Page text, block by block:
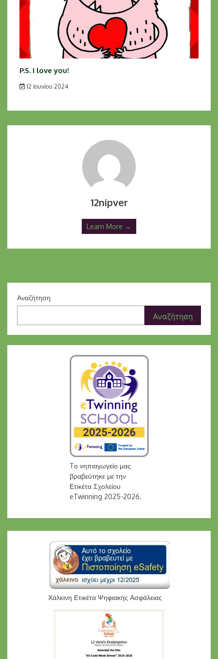
P.S. I love you!
12 Ιουνίου 2024
12nipver
Learn More →
Αναζήτηση
Αναζήτηση
Tο νηπιαγωγείο μας
βραβεύτηκε με την
Ετικέτα Σχολείου
eTwinning 2025-2026.
Χάλκινη Ετικέτα Ψηφιακής Ασφάλειας